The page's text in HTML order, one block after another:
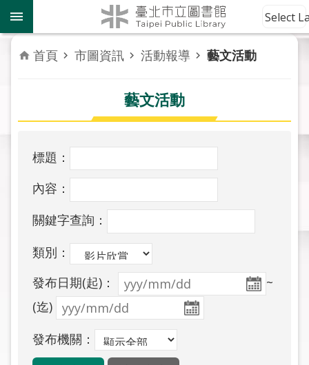
跳到主要內容區塊
到
館
資
訊
者
活
報
導
於
圖
Select
首頁 市圖資訊 活動報導 藝文活動
藝文活動
標題：
內容：
關鍵字查詢：
類別：
發布日期(起)：
~
(迄)
發布機關：